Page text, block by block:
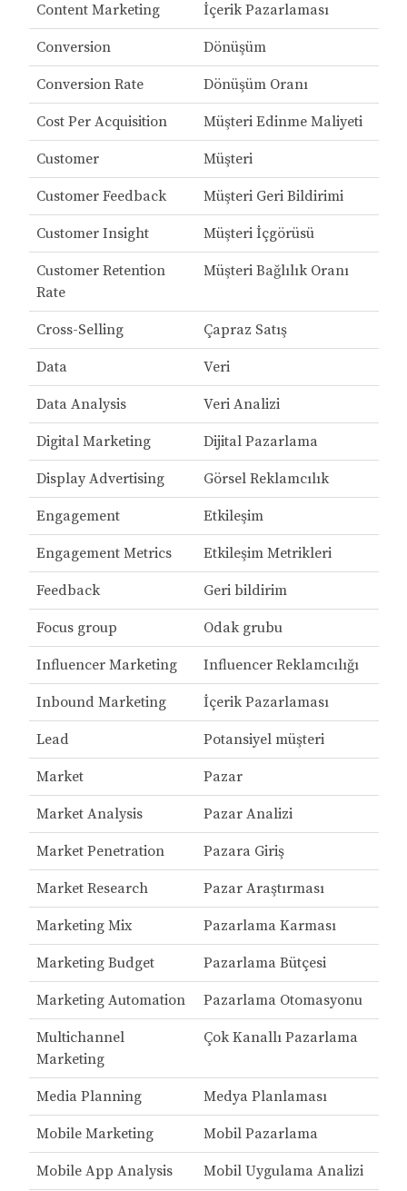
Content Marketing İçerik Pazarlaması
Conversion Dönüşüm
Conversion Rate Dönüşüm Oranı
Cost Per Acquisition Müşteri Edinme Maliyeti
Customer Müşteri
Customer Feedback Müşteri Geri Bildirimi
Customer Insight Müşteri İçgörüsü
Customer Retention
Rate
Müşteri Bağlılık Oranı
Cross-Selling Çapraz Satış
Data Veri
Data Analysis Veri Analizi
Digital Marketing Dijital Pazarlama
Display Advertising Görsel Reklamcılık
Engagement Etkileşim
Engagement Metrics Etkileşim Metrikleri
Feedback Geri bildirim
Focus group Odak grubu
Influencer Marketing Influencer Reklamcılığı
Inbound Marketing İçerik Pazarlaması
Lead Potansiyel müşteri
Market Pazar
Market Analysis Pazar Analizi
Market Penetration Pazara Giriş
Market Research Pazar Araştırması
Marketing Mix Pazarlama Karması
Marketing Budget Pazarlama Bütçesi
Marketing Automation Pazarlama Otomasyonu
Multichannel
Marketing
Çok Kanallı Pazarlama
Media Planning Medya Planlaması
Mobile Marketing Mobil Pazarlama
Mobile App Analysis Mobil Uygulama Analizi